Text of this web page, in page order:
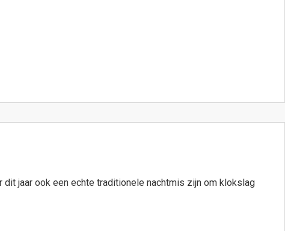
jaar ook een echte traditionele nachtmis zijn om klokslag